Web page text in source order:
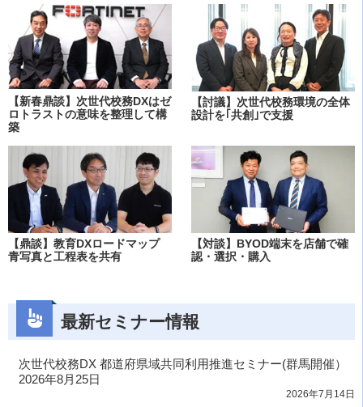
【新春鼎談】次世代校務DXはゼ
ロトラストの意味を整理して構
築
【討議】次世代校務環境の全体
設計を｢共創｣で支援
【鼎談】教育DXロードマップ
青写真と工程表を共有
【対談】BYOD端末を店舗で確
認・選択・購入
最新セミナー情報
次世代校務DX 都道府県域共同利用推進セミナー(群馬開催）
2026年8月25日
2026年7月14日